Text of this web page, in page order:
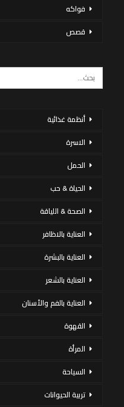
فواكه
قصص
أنظمة غذائية
الاسرة
الحمل
الحياة & حب
الصحة & اللياقة
العناية بالاظافر
العناية بالبشرة
العناية بالشعر
العناية بالفم والأسنان
القهوة
المرأة
السياحة
تربية الحيوانات